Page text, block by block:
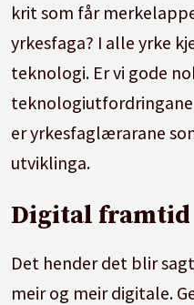
krit som får
yrkesfaga? I alle yrke
teknologi. Er vi gode
teknologiutfordringane
er yrkesfaglærarane
utviklinga.
Digital framtid
Det hender det blir
meir og meir digitale.